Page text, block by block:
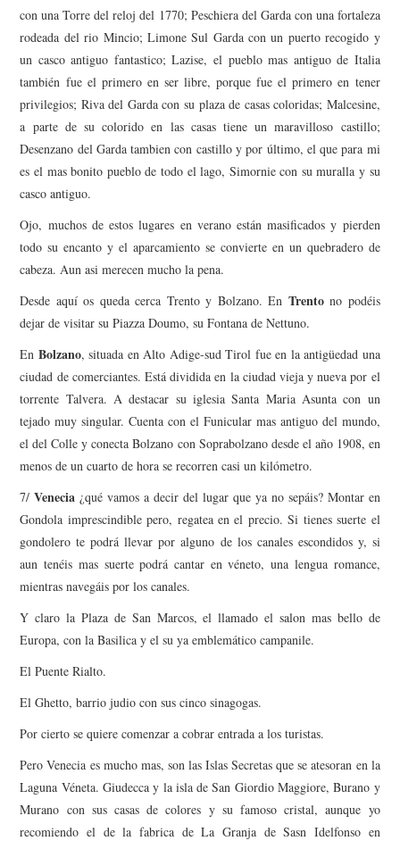
con una Torre del reloj del 1770; Peschiera del Garda con una fortaleza
rodeada del rio Mincio; Limone Sul Garda con un puerto recogido y
un casco antiguo fantastico; Lazise, el pueblo mas antiguo de Italia
también fue el primero en ser libre, porque fue el primero en tener
privilegios; Riva del Garda con su plaza de casas coloridas; Malcesine,
a parte de su colorido en las casas tiene un maravilloso castillo;
Desenzano del Garda tambien con castillo y por último, el que para mi
es el mas bonito pueblo de todo el lago, Simornie con su muralla y su
casco antiguo.
Ojo, muchos de estos lugares en verano están masificados y pierden
todo su encanto y el aparcamiento se convierte en un quebradero de
cabeza. Aun asi merecen mucho la pena.
Desde aquí os queda cerca Trento y Bolzano. En Trentono podéis
dejar de visitar su Piazza Doumo, su Fontana de Nettuno.
En Bolzano, situada en Alto Adige-sud Tirol fue en la antigüedad una
ciudad de comerciantes. Está dividida en la ciudad vieja y nueva por el
torrente Talvera. A destacar su iglesia Santa Maria Asunta con un
tejado muy singular. Cuenta con el Funicular mas antiguo del mundo,
el del Colle y conecta Bolzano con Soprabolzano desde el año 1908, en
menos de un cuarto de hora se recorren casi un kilómetro.
7/Venecia ¿qué vamos a decir del lugar que ya no sepáis? Montar en
Gondola imprescindible pero, regatea en el precio. Si tienes suerte el
gondolero te podrá llevar por alguno de los canales escondidos y, si
aun tenéis mas suerte podrá cantar en véneto, una lengua romance,
mientras navegáis por los canales.
Y claro la Plaza de San Marcos, el llamado el salon mas bello de
Europa, con la Basilica y el su ya emblemático campanile.
El Puente Rialto.
El Ghetto, barrio judio con sus cinco sinagogas.
Por cierto se quiere comenzar a cobrar entrada a los turistas.
Pero Venecia es mucho mas, son las Islas Secretas que se atesoran en la
Laguna Véneta. Giudecca y la isla de San Giordio Maggiore, Burano y
Murano con sus casas de colores y su famoso cristal, aunque yo
recomiendo el de la fabrica de La Granja de Sasn Idelfonso en